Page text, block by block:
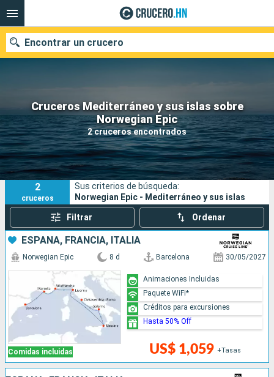
Cruceros Mediterráneo y sus islas sobre
Norwegian Epic
2 cruceros encontrados
Encontrar un crucero
Nuestros destinos
Fecha de salida
Puertos Compañías
Buscar
2
cruceros
Sus criterios de búsqueda:
Norwegian Epic - Mediterráneo y sus islas
Filtrar Ordenar
ESPAÑA, FRANCIA, ITALIA
Comidas incluidas
Norwegian Epic 8 d Barcelona 30/05/2027
US$ 1,059 +Tasas
Animaciones Incluidas
Paquete WiFi*
Créditos para excursiones
Hasta 50% Off